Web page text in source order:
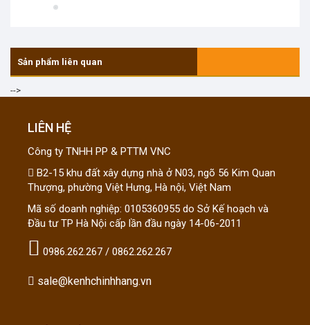
Sản phẩm liên quan
-->
LIÊN HỆ
Công ty TNHH PP & PTTM VNC
B2-15 khu đất xây dựng nhà ở N03, ngõ 56 Kim Quan
Thượng, phường Việt Hưng, Hà nội, Việt Nam
Mã số doanh nghiệp: 0105360955 do Sở Kế hoạch và
Đầu tư TP Hà Nội cấp lần đầu ngày 14-06-2011
0986.262.267 / 0862.262.267
sale@kenhchinhhang.vn